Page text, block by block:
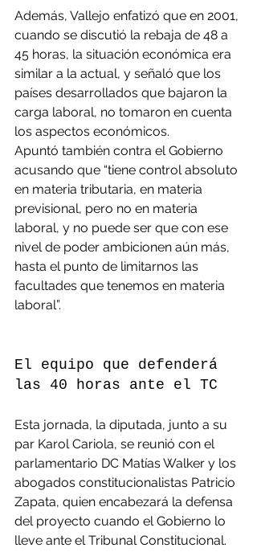
Además, Vallejo enfatizó que en 2001,
cuando se discutió la rebaja de 48 a
45 horas, la situación económica era
similar a la actual, y señaló que los
países desarrollados que bajaron la
carga laboral, no tomaron en cuenta
los aspectos económicos.
Apuntó también contra el Gobierno
acusando que “tiene control absoluto
en materia tributaria, en materia
previsional, pero no en materia
laboral, y no puede ser que con ese
nivel de poder ambicionen aún más,
hasta el punto de limitarnos las
facultades que tenemos en materia
laboral”.
El equipo que defenderá
las 40 horas ante el TC
Esta jornada, la diputada, junto a su
par Karol Cariola, se reunió con el
parlamentario DC Matías Walker y los
abogados constitucionalistas Patricio
Zapata, quien encabezará la defensa
del proyecto cuando el Gobierno lo
lleve ante el Tribunal Constitucional.